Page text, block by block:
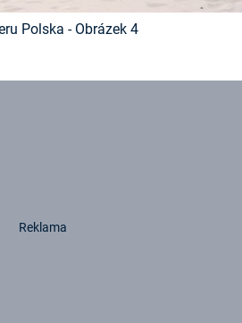
Polska - Obrázek 4